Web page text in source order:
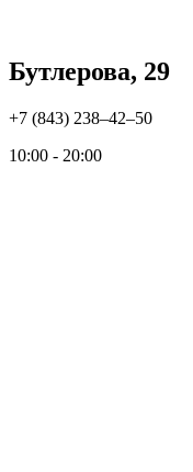
Бутлерова, 29
+7 (843) 238‒42‒50
10:00 - 20:00